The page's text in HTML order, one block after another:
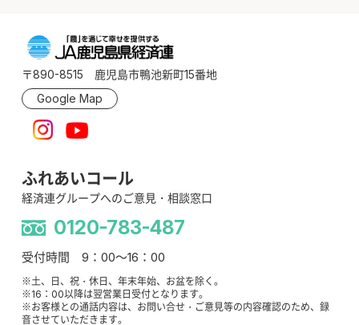
〒890-8515 鹿児島市鴨池新町15番地
Google Map
ふれあいコール
経済連グループへのご意見・相談窓口
0120-783-487
受付時間 9：00～16：00
※土、日、祝・休日、年末年始、お盆を除く。
※16：00以降は翌営業日受付となります。
※お客様との通話内容は、お問い合せ・ご意見等の内容確認のため、録
音させていただきます。